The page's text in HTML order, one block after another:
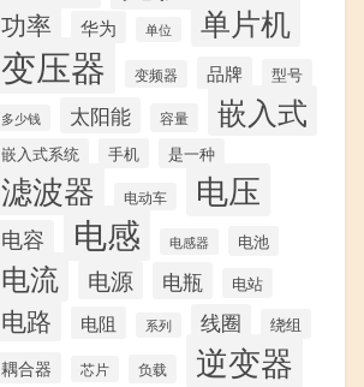
功率
华为 单位 单片机
变压器 变频器 品牌 型号
多少钱 太阳能 容量 嵌入式
嵌入式系统 手机 是一种
滤波器 电动车 电压
电容 电感 电感器 电池
电流 电源 电瓶 电站
电路 电阻 系列 线圈 绕组
耦合器 芯片 负载 逆变器